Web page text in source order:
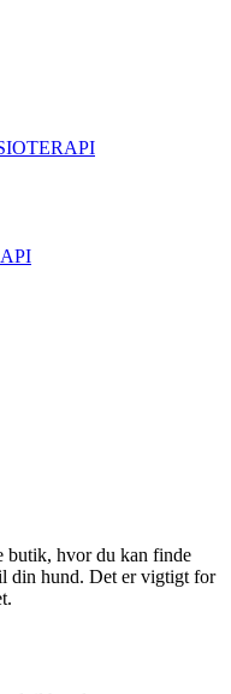
butik, hvor du kan finde
din hund. Det er vigtigt for